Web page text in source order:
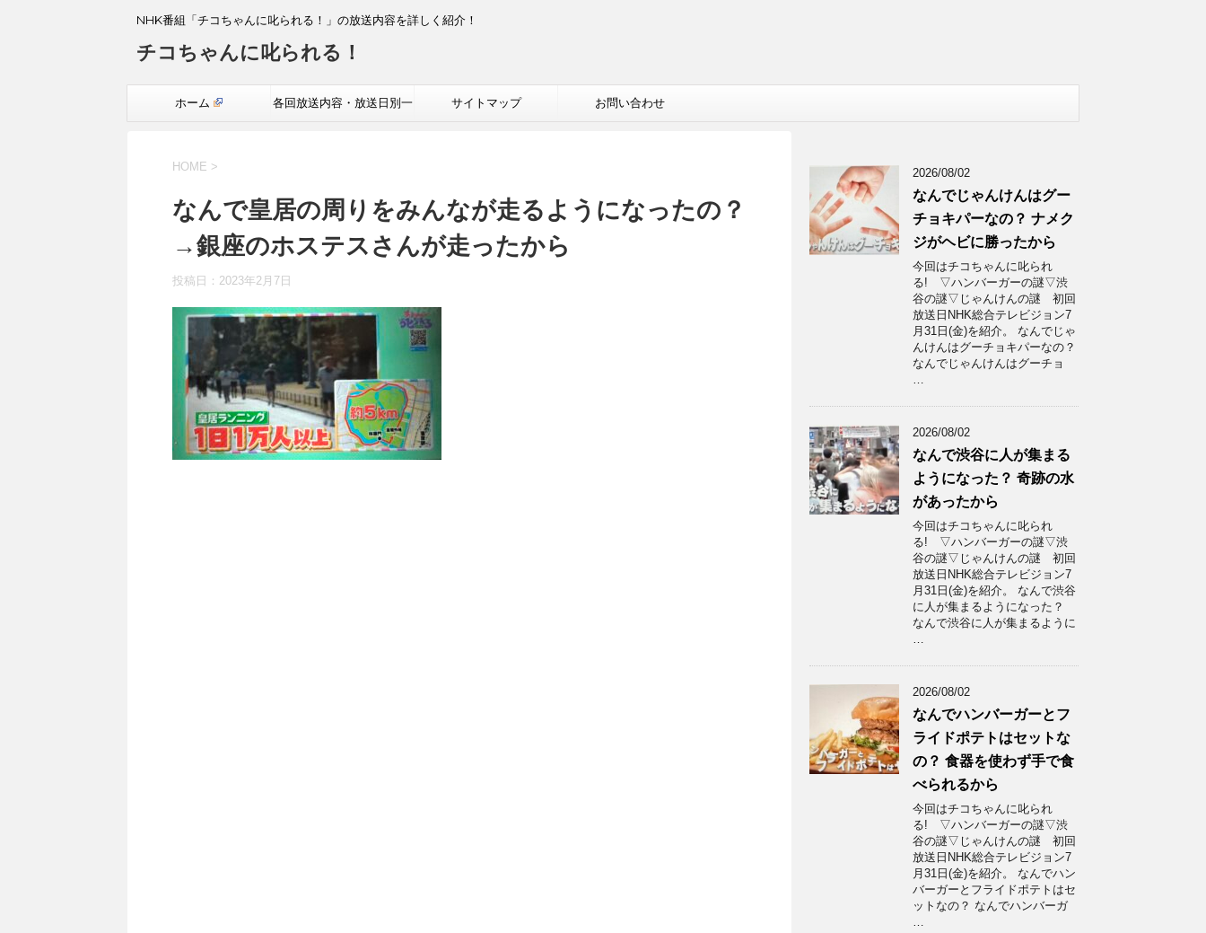
NHK番組「チコちゃんに叱られる！」の放送内容を詳しく紹介！
チコちゃんに叱られる！
ホーム 各回放送内容・放送日別一 サイトマップ お問い合わせ
HOME >
なんで皇居の周りをみんなが走るようになったの？
→銀座のホステスさんが走ったから
投稿日： 2023年2月7日
2026/08/02
なんでじゃんけんはグー
チョキパーなの？ ナメク
ジがヘビに勝ったから
今回はチコちゃんに叱られ
る! ▽ハンバーガーの謎▽渋
谷の謎▽じゃんけんの謎 初回
放送日NHK総合テレビジョン7
月31日(金)を紹介。 なんでじゃ
んけんはグーチョキパーなの？
なんでじゃんけんはグーチョ
…
2026/08/02
なんで渋谷に人が集まる
ようになった？ 奇跡の水
があったから
今回はチコちゃんに叱られ
る! ▽ハンバーガーの謎▽渋
谷の謎▽じゃんけんの謎 初回
放送日NHK総合テレビジョン7
月31日(金)を紹介。 なんで渋谷
に人が集まるようになった？
なんで渋谷に人が集まるように
…
2026/08/02
なんでハンバーガーとフ
ライドポテトはセットな
の？ 食器を使わず手で食
べられるから
今回はチコちゃんに叱られ
る! ▽ハンバーガーの謎▽渋
谷の謎▽じゃんけんの謎 初回
放送日NHK総合テレビジョン7
月31日(金)を紹介。 なんでハン
バーガーとフライドポテトはセ
ットなの？ なんでハンバーガ
…